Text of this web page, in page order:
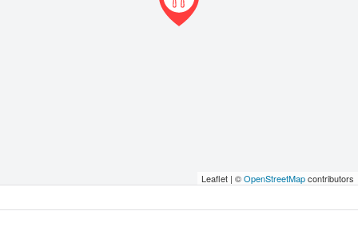
Leaflet | ©OpenStreetMapcontributors